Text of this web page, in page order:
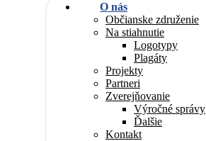
O nás
Občianske združenie
Na stiahnutie
Logotypy
Plagáty
Projekty
Partneri
Zverejňovanie
Výročné správy
Ďalšie
Kontakt